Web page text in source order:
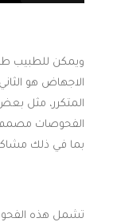
ويمكن للطبيب
الاجهاض هو
المتكرر، مثل
الفحوصات مصمم
بما في ذلك
تشمل هذه